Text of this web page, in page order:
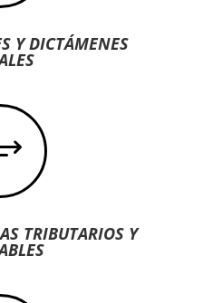
Y DICTÁMENES
TRIBUTARIOS Y